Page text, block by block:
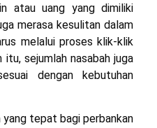
atau uang yang dimiliki
merasa kesulitan dalam
melalui proses klik-klik
sejumlah nasabah juga
dengan kebutuhan
yang tepat bagi perbankan